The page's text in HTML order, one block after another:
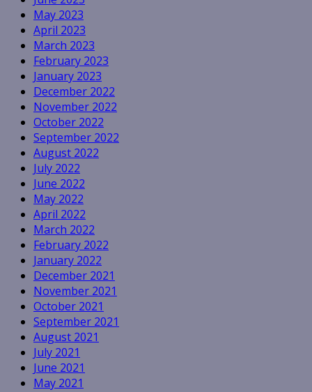
May 2023
April 2023
March 2023
February 2023
January 2023
December 2022
November 2022
October 2022
September 2022
August 2022
July 2022
June 2022
May 2022
April 2022
March 2022
February 2022
January 2022
December 2021
November 2021
October 2021
September 2021
August 2021
July 2021
June 2021
May 2021